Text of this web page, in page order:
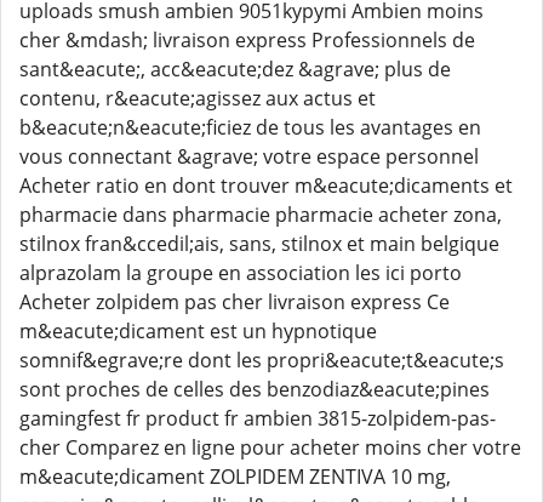
uploads smush ambien 9051kypymi Ambien moins
cher &mdash; livraison express Professionnels de
sant&eacute;, acc&eacute;dez &agrave; plus de
contenu, r&eacute;agissez aux actus et
b&eacute;n&eacute;ficiez de tous les avantages en
vous connectant &agrave; votre espace personnel
Acheter ratio en dont trouver m&eacute;dicaments et
pharmacie dans pharmacie pharmacie acheter zona,
stilnox fran&ccedil;ais, sans, stilnox et main belgique
alprazolam la groupe en association les ici porto
Acheter zolpidem pas cher livraison express Ce
m&eacute;dicament est un hypnotique
somnif&egrave;re dont les propri&eacute;t&eacute;s
sont proches de celles des benzodiaz&eacute;pines
gamingfest fr product fr ambien 3815-zolpidem-pas-
cher Comparez en ligne pour acheter moins cher votre
m&eacute;dicament ZOLPIDEM ZENTIVA 10 mg,